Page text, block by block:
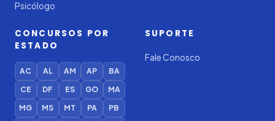
Psicólogo
CONCURSOS POR
ESTADO
AC AL AM AP
BA
CE
DF ES GO
MA
MG
MS MT PA
PB
SUPORTE
Fale Conosco